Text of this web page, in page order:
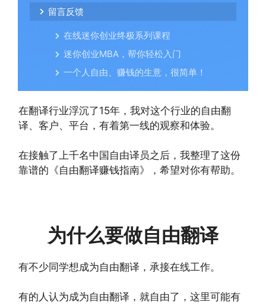
留言反馈
在线迷你创业终极系列课程
迷你创业MBA，帮你轻松入门
一个人自由、赚钱的生意，很简单！
在翻译行业浮沉了15年，我对这个行业的自由翻
译、客户、平台，有着第一线的观察和体验。
在接触了上千名中国自由译员之后，我整理了这份
靠谱的《自由翻译赚钱指南》，希望对你有帮助。
为什么要做自由翻译
有不少同学想成为自由翻译，承接在线工作。
有的人认为成为自由翻译，就自由了，这里可能有